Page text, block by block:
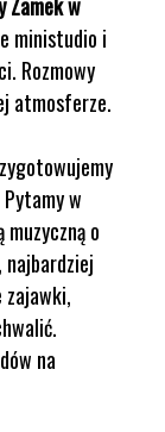
ministudio i
Rozmowy
atmosferze.
Pytamy w
o
najbardziej
zajawki,
na